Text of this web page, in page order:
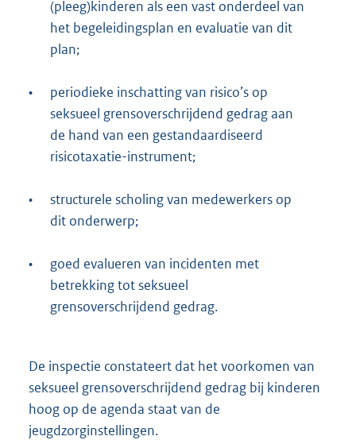
(pleeg)kinderen als een vast onderdeel van
het begeleidingsplan en evaluatie van dit
plan;
•
periodieke inschatting van risico’s op
seksueel grensoverschrijdend gedrag aan
de hand van een gestandaardiseerd
risicotaxatie-instrument;
•
structurele scholing van medewerkers op
dit onderwerp;
•
goed evalueren van incidenten met
betrekking tot seksueel
grensoverschrijdend gedrag.
De inspectie constateert dat het voorkomen van
seksueel grensoverschrijdend gedrag bij kinderen
hoog op de agenda staat van de
jeugdzorginstellingen.